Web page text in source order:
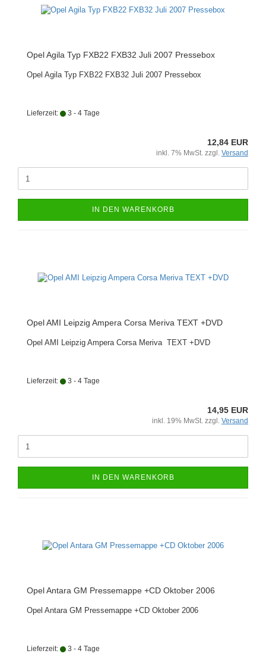
Opel Agila Typ FXB22 FXB32 Juli 2007 Pressebox
Opel Agila Typ FXB22 FXB32 Juli 2007 Pressebox
Lieferzeit: 3 - 4 Tage
12,84 EUR
inkl. 7% MwSt. zzgl. Versand
IN DEN WARENKORB
Opel AMI Leipzig Ampera Corsa Meriva TEXT +DVD
Opel AMI Leipzig Ampera Corsa Meriva TEXT +DVD
Lieferzeit: 3 - 4 Tage
14,95 EUR
inkl. 19% MwSt. zzgl. Versand
IN DEN WARENKORB
Opel Antara GM Pressemappe +CD Oktober 2006
Opel Antara GM Pressemappe +CD Oktober 2006
Lieferzeit: 3 - 4 Tage